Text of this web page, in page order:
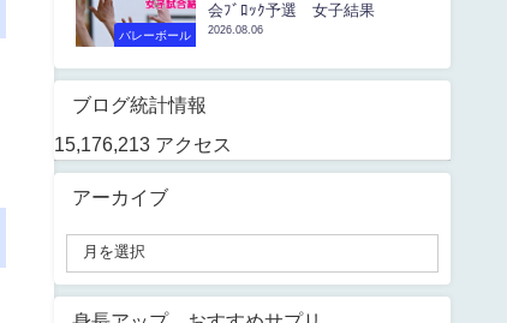
バレーボール
会ﾌﾞﾛｯｸ予選 女子結果
2026.08.06
ブログ統計情報
15,176,213 アクセス
アーカイブ